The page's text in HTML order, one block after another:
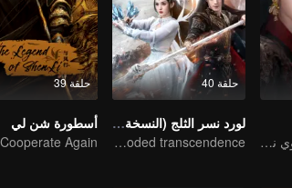
سونغ تسو أر وليو يوي نينغ يركزان على الخلاف العائلي والرومانسية
حلقة 40
لورد نسر الثلج (النسخة الإنجليزية)
Xu and Nazha opens the world of hot-blooded transcendence
حلقة 39
أسطورة شن لي